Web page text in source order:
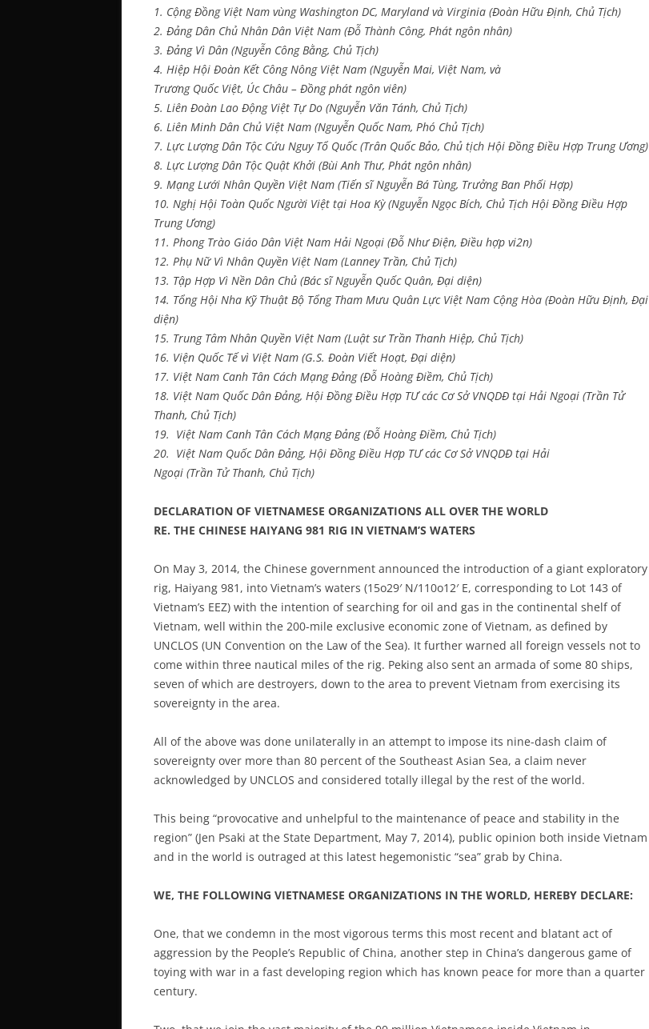
1. Cộng Đồng Việt Nam vùng Washington DC, Maryland và Virginia (Đoàn Hữu Định, Chủ Tịch)
2. Đảng Dân Chủ Nhân Dân Việt Nam (Đỗ Thành Công, Phát ngôn nhân)
3. Đảng Vì Dân (Nguyễn Công Bằng, Chủ Tịch)
4. Hiệp Hội Đoàn Kết Công Nông Việt Nam (Nguyễn Mai, Việt Nam, và
Trương Quốc Việt, Úc Châu – Đồng phát ngôn viên)
5. Liên Đoàn Lao Động Việt Tự Do (Nguyễn Văn Tánh, Chủ Tịch)
6. Liên Minh Dân Chủ Việt Nam (Nguyễn Quốc Nam, Phó Chủ Tịch)
7. Lực Lượng Dân Tộc Cứu Nguy Tổ Quốc (Trân Quốc Bảo, Chủ tịch Hội Đồng Điều Hợp Trung Ương)
8. Lực Lượng Dân Tộc Quật Khởi (Bùi Anh Thư, Phát ngôn nhân)
9. Mạng Lưới Nhân Quyền Việt Nam (Tiến sĩ Nguyễn Bá Tùng, Trưởng Ban Phối Hợp)
10. Nghị Hội Toàn Quốc Người Việt tại Hoa Kỳ (Nguyễn Ngọc Bích, Chủ Tịch Hội Đồng Điều Hợp
Trung Ương)
11. Phong Trào Giáo Dân Việt Nam Hải Ngoại (Đỗ Như Điện, Điều hợp vi2n)
12. Phụ Nữ Vì Nhân Quyền Việt Nam (Lanney Trần, Chủ Tịch)
13. Tập Hợp Vì Nền Dân Chủ (Bác sĩ Nguyễn Quốc Quân, Đại diện)
14. Tổng Hội Nha Kỹ Thuật Bộ Tổng Tham Mưu Quân Lực Việt Nam Cộng Hòa (Đoàn Hữu Định, Đại
diện)
15. Trung Tâm Nhân Quyền Việt Nam (Luật sư Trần Thanh Hiệp, Chủ Tịch)
16. Viện Quốc Tế vì Việt Nam (G.S. Đoàn Viết Hoạt, Đại diện)
17. Việt Nam Canh Tân Cách Mạng Đảng (Đỗ Hoàng Điềm, Chủ Tịch)
18. Việt Nam Quốc Dân Đảng, Hội Đồng Điều Hợp TƯ các Cơ Sở VNQDĐ tại Hải Ngoại (Trần Tử
Thanh, Chủ Tịch)
19. Việt Nam Canh Tân Cách Mạng Đảng (Đỗ Hoàng Điềm, Chủ Tịch)
20. Việt Nam Quốc Dân Đảng, Hội Đồng Điều Hợp TƯ các Cơ Sở VNQDĐ tại Hải
Ngoại (Trần Tử Thanh, Chủ Tịch)
DECLARATION OF VIETNAMESE ORGANIZATIONS ALL OVER THE WORLD
RE. THE CHINESE HAIYANG 981 RIG IN VIETNAM’S WATERS
On May 3, 2014, the Chinese government announced the introduction of a giant exploratory
rig, Haiyang 981, into Vietnam’s waters (15o29′ N/110o12′ E, corresponding to Lot 143 of
Vietnam’s EEZ) with the intention of searching for oil and gas in the continental shelf of
Vietnam, well within the 200-mile exclusive economic zone of Vietnam, as defined by
UNCLOS (UN Convention on the Law of the Sea). It further warned all foreign vessels not to
come within three nautical miles of the rig. Peking also sent an armada of some 80 ships,
seven of which are destroyers, down to the area to prevent Vietnam from exercising its
sovereignty in the area.
All of the above was done unilaterally in an attempt to impose its nine-dash claim of
sovereignty over more than 80 percent of the Southeast Asian Sea, a claim never
acknowledged by UNCLOS and considered totally illegal by the rest of the world.
This being “provocative and unhelpful to the maintenance of peace and stability in the
region” (Jen Psaki at the State Department, May 7, 2014), public opinion both inside Vietnam
and in the world is outraged at this latest hegemonistic “sea” grab by China.
WE, THE FOLLOWING VIETNAMESE ORGANIZATIONS IN THE WORLD, HEREBY DECLARE:
One, that we condemn in the most vigorous terms this most recent and blatant act of
aggression by the People’s Republic of China, another step in China’s dangerous game of
toying with war in a fast developing region which has known peace for more than a quarter
century.